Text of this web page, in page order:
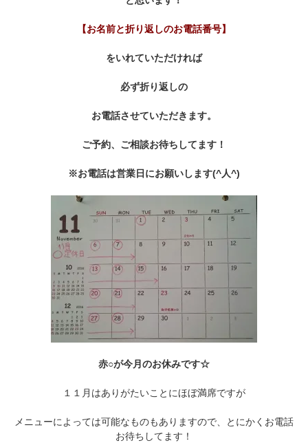
【お名前と折り返しのお電話番号】
をいれていただければ
必ず折り返しの
お電話させていただきます。
ご予約、ご相談お待ちしてます！
※お電話は営業日にお願いします(^人^)
赤○が今月のお休みです☆
１１月はありがたいことにほぼ満席ですが
メニューによっては可能なものもありますので、とにかくお電話
お待ちしてます！